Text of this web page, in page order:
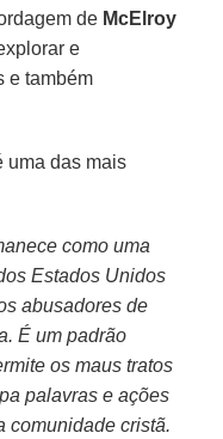
de McElroy
e
e também
uma das mais
como uma
Estados Unidos
abusadores de
É um padrão
os maus tratos
palavras e ações
comunidade cristã.